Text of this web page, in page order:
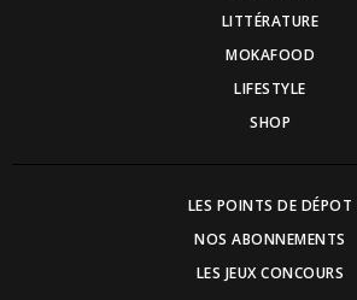
LITTÉRATURE
MOKAFOOD
LIFESTYLE
SHOP
LES POINTS DE DÉPOT
NOS ABONNEMENTS
LES JEUX CONCOURS